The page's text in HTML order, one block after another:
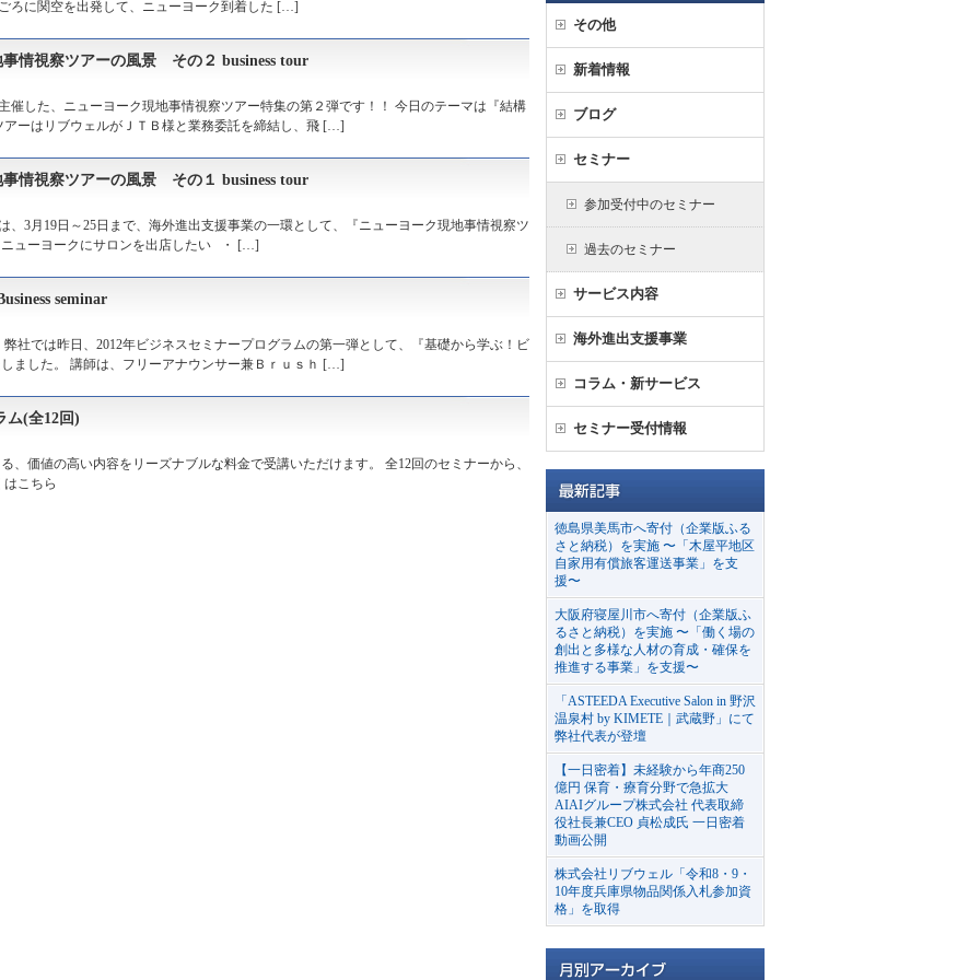
ろに関空を出発して、ニューヨーク到着した […]
事情視察ツアーの風景 その２ business tour
した、ニューヨーク現地事情視察ツアー特集の第２弾です！！ 今日のテーマは『結構
ーはリブウェルがＪＴＢ様と業務委託を締結し、飛 […]
事情視察ツアーの風景 その１ business tour
3月19日～25日まで、海外進出支援事業の一環として、『ニューヨーク現地事情視察ツ
ューヨークにサロンを出店したい ・ […]
seminar
社では昨日、2012年ビジネスセミナープログラムの第一弾として、『基礎から学ぶ！ビ
ました。 講師は、フリーアナウンサー兼Ｂｒｕｓｈ […]
ム(全12回)
、価値の高い内容をリーズナブルな料金で受講いただけます。 全12回のセミナーから、
こちら
その他
新着情報
ブログ
セミナー
参加受付中のセミナー
過去のセミナー
サービス内容
海外進出支援事業
コラム・新サービス
セミナー受付情報
徳島県美馬市へ寄付（企業版ふる
さと納税）を実施 〜「木屋平地区
自家用有償旅客運送事業」を支
援〜
大阪府寝屋川市へ寄付（企業版ふ
るさと納税）を実施 〜「働く場の
創出と多様な人材の育成・確保を
推進する事業」を支援〜
「ASTEEDA Executive Salon in 野沢
温泉村 by KIMETE｜武蔵野」にて
弊社代表が登壇
【一日密着】未経験から年商250
億円 保育・療育分野で急拡大
AIAIグループ株式会社 代表取締
役社長兼CEO 貞松成氏 一日密着
動画公開
株式会社リブウェル「令和8・9・
10年度兵庫県物品関係入札参加資
格」を取得